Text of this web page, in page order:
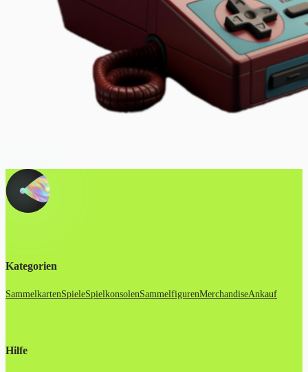
Kategorien
SammelkartenSpieleSpielkonsolenSammelfigurenMerchandiseAnkauf
Hilfe